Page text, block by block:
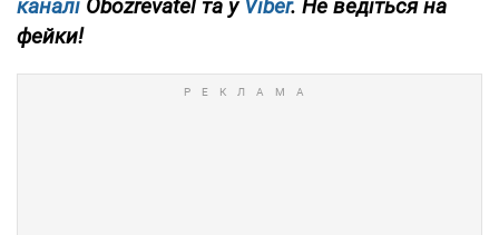
каналіObozrevatel та уViber. Не ведіться на
фейки!